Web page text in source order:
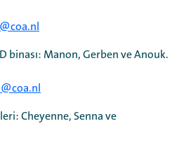
binası: Manon, Gerben ve Anouk.
Cheyenne, Senna ve